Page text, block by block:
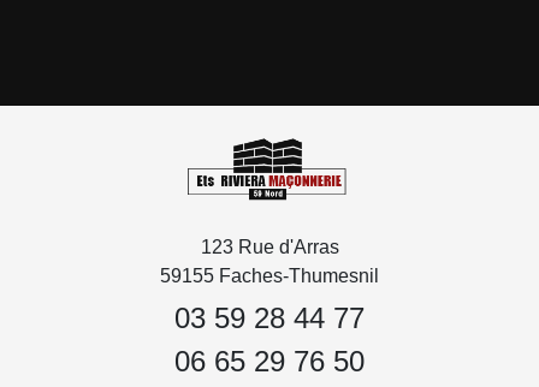
123 Rue d'Arras
59155 Faches-Thumesnil
03 59 28 44 77
06 65 29 76 50